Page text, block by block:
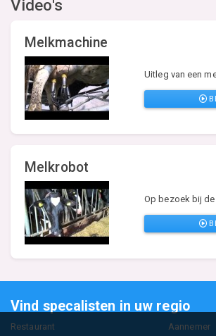
Video's
Melkmachine
Uitleg van een
Melkrobot
Op bezoek bij
Vind specalisten in uw regio
Restaurant Aannemer